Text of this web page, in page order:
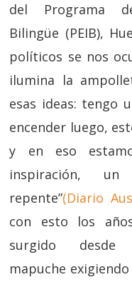
del Programa
Bilingüe (PEIB),
políticos se nos
ilumina la
esas ideas: tengo
encender luego,
y en eso
inspiración,
repente”(Diario
con esto los
surgido desde
mapuche